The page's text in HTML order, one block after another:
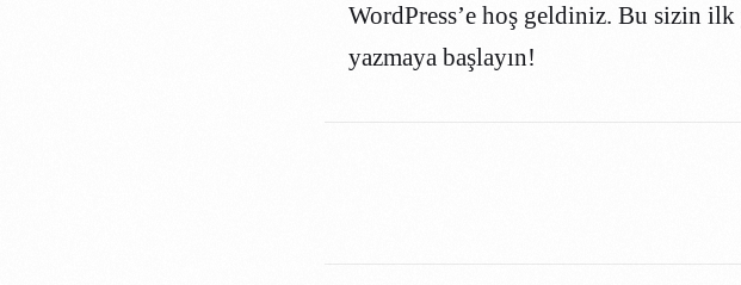
WordPress’e hoş geldiniz. Bu sizin ilk
yazmaya başlayın!